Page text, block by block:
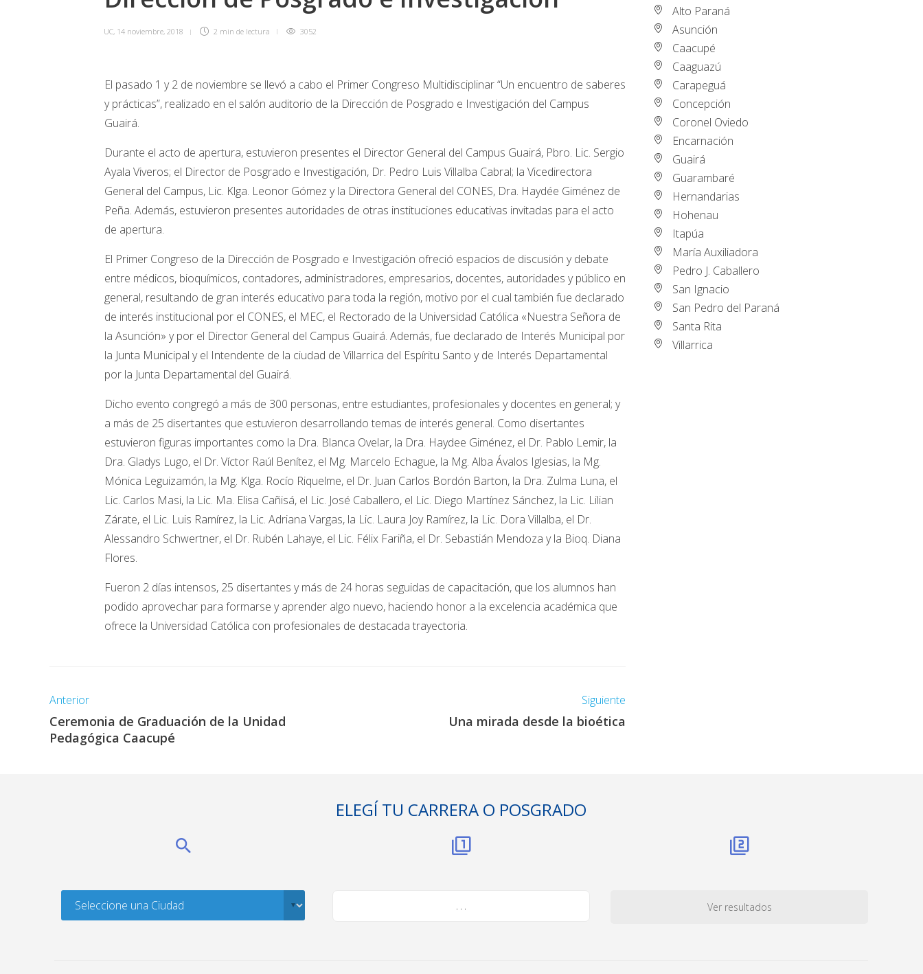
UC, 14 noviembre, 2018 2 min de lectura 3052
El pasado 1 y 2 de noviembre se llevó a cabo el Primer Congreso Multidisciplinar “Un encuentro de saberes
y prácticas”, realizado en el salón auditorio de la Dirección de Posgrado e Investigación del Campus
Guairá.
Durante el acto de apertura, estuvieron presentes el Director General del Campus Guairá, Pbro. Lic. Sergio
Ayala Viveros; el Director de Posgrado e Investigación, Dr. Pedro Luis Villalba Cabral; la Vicedirectora
General del Campus, Lic. Klga. Leonor Gómez y la Directora General del CONES, Dra. Haydée Giménez de
Peña. Además, estuvieron presentes autoridades de otras instituciones educativas invitadas para el acto
de apertura.
El Primer Congreso de la Dirección de Posgrado e Investigación ofreció espacios de discusión y debate
entre médicos, bioquímicos, contadores, administradores, empresarios, docentes, autoridades y público en
general, resultando de gran interés educativo para toda la región, motivo por el cual también fue declarado
de interés institucional por el CONES, el MEC, el Rectorado de la Universidad Católica «Nuestra Señora de
la Asunción» y por el Director General del Campus Guairá. Además, fue declarado de Interés Municipal por
la Junta Municipal y el Intendente de la ciudad de Villarrica del Espíritu Santo y de Interés Departamental
por la Junta Departamental del Guairá.
Dicho evento congregó a más de 300 personas, entre estudiantes, profesionales y docentes en general; y
a más de 25 disertantes que estuvieron desarrollando temas de interés general. Como disertantes
estuvieron figuras importantes como la Dra. Blanca Ovelar, la Dra. Haydee Giménez, el Dr. Pablo Lemir, la
Dra. Gladys Lugo, el Dr. Víctor Raúl Benítez, el Mg. Marcelo Echague, la Mg. Alba Ávalos Iglesias, la Mg.
Mónica Leguizamón, la Mg. Klga. Rocío Riquelme, el Dr. Juan Carlos Bordón Barton, la Dra. Zulma Luna, el
Lic. Carlos Masi, la Lic. Ma. Elisa Cañisá, el Lic. José Caballero, el Lic. Diego Martínez Sánchez, la Lic. Lilian
Zárate, el Lic. Luis Ramírez, la Lic. Adriana Vargas, la Lic. Laura Joy Ramírez, la Lic. Dora Villalba, el Dr.
Alessandro Schwertner, el Dr. Rubén Lahaye, el Lic. Félix Fariña, el Dr. Sebastián Mendoza y la Bioq. Diana
Flores.
Fueron 2 días intensos, 25 disertantes y más de 24 horas seguidas de capacitación, que los alumnos han
podido aprovechar para formarse y aprender algo nuevo, haciendo honor a la excelencia académica que
ofrece la Universidad Católica con profesionales de destacada trayectoria.
Anterior
Ceremonia de Graduación de la Unidad
Pedagógica Caacupé
Siguiente
Una mirada desde la bioética
Alto Paraná
Asunción
Caacupé
Caaguazú
Carapeguá
Concepción
Coronel Oviedo
Encarnación
Guairá
Guarambaré
Hernandarias
Hohenau
Itapúa
María Auxiliadora
Pedro J. Caballero
San Ignacio
San Pedro del Paraná
Santa Rita
Villarrica
ELEGÍ TU CARRERA O POSGRADO
. . . Ver resultados